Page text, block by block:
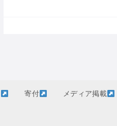
寄付 メディア掲載